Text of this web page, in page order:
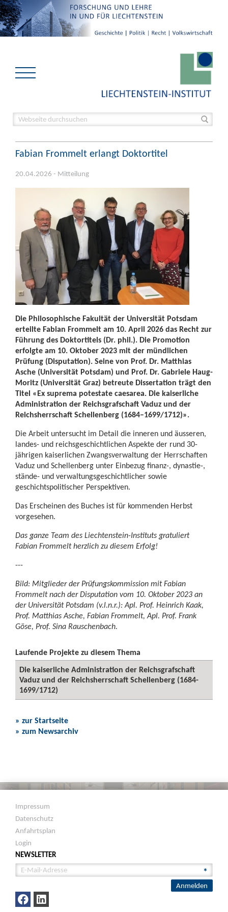
Fabian Frommelt erlangt Doktortitel
20.04.2026 - Mitteilung
Die Philosophische Fakultät der Universität Potsdam
erteilte Fabian Frommelt am 10. April 2026 das Recht zur
Führung des Doktortitels (Dr. phil.). Die Promotion
erfolgte am 10. Oktober 2023 mit der mündlichen
Prüfung (Disputation). Seine von Prof. Dr. Matthias
Asche (Universität Potsdam) und Prof. Dr. Gabriele Haug-
Moritz (Universität Graz) betreute Dissertation trägt den
Titel «Ex suprema potestate caesarea. Die kaiserliche
Administration der Reichsgrafschaft Vaduz und der
Reichsherrschaft Schellenberg (1684–1699/1712)».
Die Arbeit untersucht im Detail die inneren und äusseren,
landes- und reichsgeschichtlichen Aspekte der rund 30-
jährigen kaiserlichen Zwangsverwaltung der Herrschaften
Vaduz und Schellenberg unter Einbezug finanz-, dynastie-,
stände- und verwaltungsgeschichtlicher sowie
geschichtspolitischer Perspektiven.
Das Erscheinen des Buches ist für kommenden Herbst
vorgesehen.
Das ganze Team des Liechtenstein-Instituts gratuliert
Fabian Frommelt herzlich zu diesem Erfolg!
---
Bild: Mitglieder der Prüfungskommission mit Fabian
Frommelt nach der Disputation vom 10. Oktober 2023 an
der Universität Potsdam (v.l.n.r.): Apl. Prof. Heinrich Kaak,
Prof. Matthias Asche, Fabian Frommelt, Apl. Prof. Frank
Göse, Prof. Sina Rauschenbach.
Laufende Projekte zu diesem Thema
Die kaiserliche Administration der Reichsgrafschaft
Vaduz und der Reichsherrschaft Schellenberg (1684-
1699/1712)
» zur Startseite
» zum Newsarchiv
Impressum
Datenschutz
Anfahrtsplan
Login
NEWSLETTER